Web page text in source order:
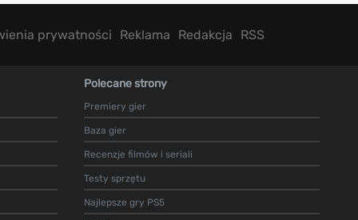
prywatności Reklama Redakcja RSS
Polecane strony
Premiery gier
Baza gier
Recenzje filmów i seriali
Testy sprzętu
Najlepsze gry PS5